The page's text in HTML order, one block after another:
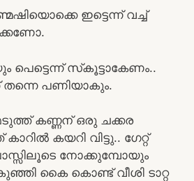
ഇട്ടെന്ന് വച്ച്
പെട്ടെന്ന് സ്‌കൂട്ടാകേണം..
പണിയാകും.
കണ്ണന് ഒരു ചക്കര
കയറി വിട്ടു.. ഗേറ്റ്
നോക്കുമ്പോയും
കൈ കൊണ്ട് വീശി ടാറ്റ